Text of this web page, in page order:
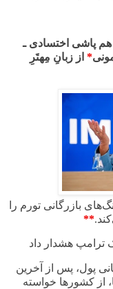
هم پاشی اختسادی ـ
* از زبانِ مِهتَرِ
بازرگانی تورم را
**
هشدار داد
پول، پس از آخرین
از کشورها خواسته